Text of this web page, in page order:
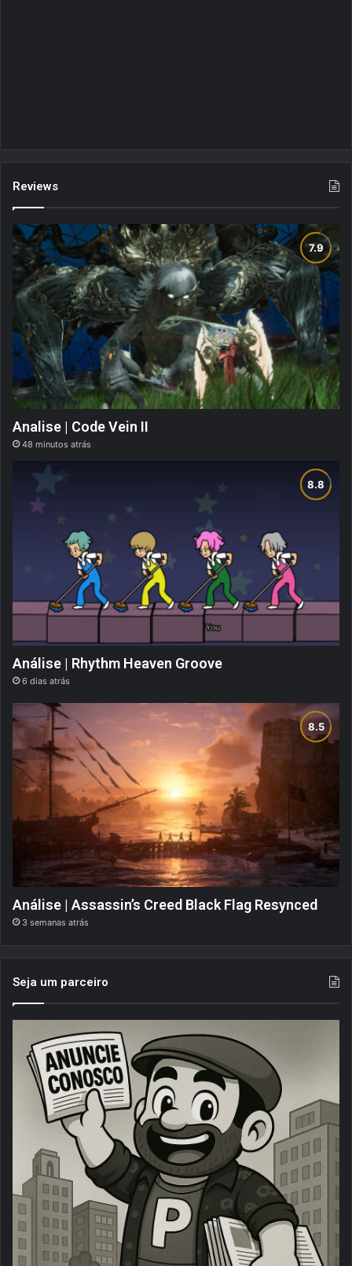
Reviews
Analise | Code Vein II
48 minutos atrás
Análise | Rhythm Heaven Groove
6 dias atrás
Análise | Assassin’s Creed Black Flag Resynced
3 semanas atrás
Seja um parceiro